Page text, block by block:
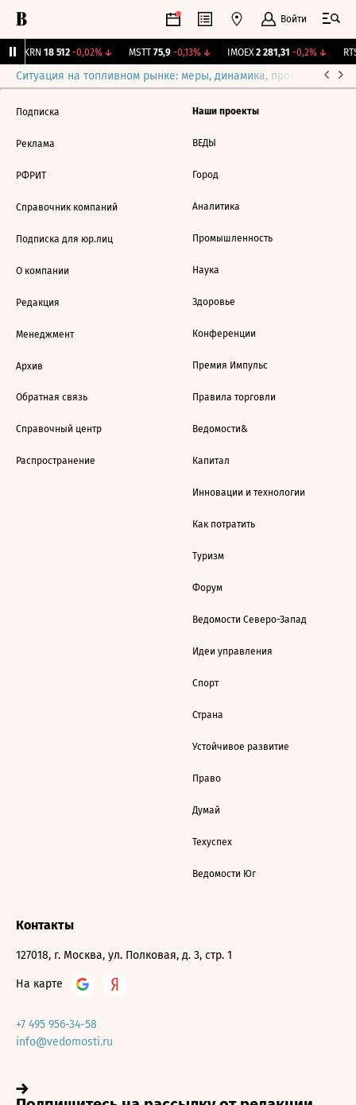
Войти
AKRN 18 512 -0,02%↓ MSTT 75,9 -0,13%↓ IMOEX 2 281,31 -0,2%↓
Ситуация на топливном рынке: меры, динамика, прогнозы
Подписка
Реклама
РФРИТ
Справочник компаний
Подписка для юр.лиц
О компании
Редакция
Менеджмент
Архив
Обратная связь
Справочный центр
Распространение
Наши проекты
ВЕДЫ
Город
Аналитика
Промышленность
Наука
Здоровье
Конференции
Премия Импульс
Правила торговли
Ведомости&
Капитал
Инновации и технологии
Как потратить
Туризм
Форум
Ведомости Северо-Запад
Идеи управления
Спорт
Страна
Устойчивое развитие
Право
Думай
Техуспех
Ведомости Юг
Контакты
127018, г. Москва, ул. Полковая, д. 3, стр. 1
На карте
+7 495 956-34-58
info@vedomosti.ru